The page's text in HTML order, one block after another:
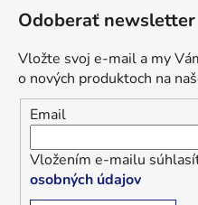
Odoberať newsletter
Vložte svoj e-mail a my
o nových produktoch na
Email
Vložením e-mailu
osobných údajov